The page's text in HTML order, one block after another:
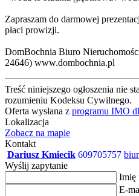
Zapraszam do darmowej
płaci prowizji.
DomBochnia Biuro
24646) www.dombochnia.pl
Treść niniejszego ogłoszenia nie
rozumieniu Kodeksu Cywilnego.
Oferta wysłana z programu IMO
Lokalizacja
Zobacz na mapie
Kontakt
Dariusz Kmiecik 609705757
Wyślij zapytanie
Imię
E-